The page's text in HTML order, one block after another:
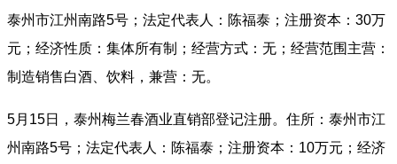
泰州市江州南路5号；法定代表人：陈福泰；注册资本：30万
元；经济性质：集体所有制；经营方式：无；经营范围主营：
制造销售白酒、饮料，兼营：无。
5月15日，泰州梅兰春酒业直销部登记注册。住所：泰州市江
州南路5号；法定代表人：陈福泰；注册资本：10万元；经济